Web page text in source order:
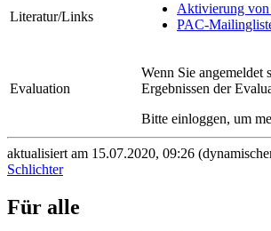
Literatur/Links
Aktivierung
PAC-
Evaluation
Wenn Sie angemeldet
Ergebnissen der
Bitte einloggen, um
aktualisiert am 15.07.2020, 09:26
Schlichter
Für alle